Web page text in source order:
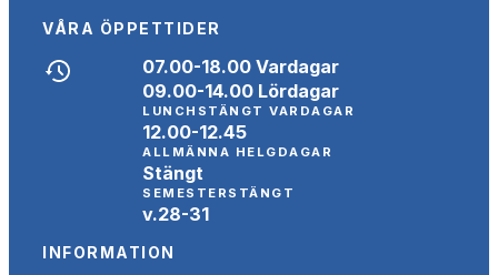
VÅRA ÖPPETTIDER
07.00-18.00 Vardagar
09.00-14.00 Lördagar
LUNCHSTÄNGT VARDAGAR
12.00-12.45
ALLMÄNNA HELGDAGAR
Stängt
SEMESTERSTÄNGT
v.28-31
INFORMATION